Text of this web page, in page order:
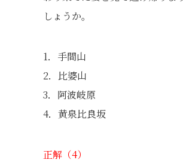
しょうか。
1．手間山
2．比婆山
3．阿波岐原
4．黄泉比良坂
正解（4）